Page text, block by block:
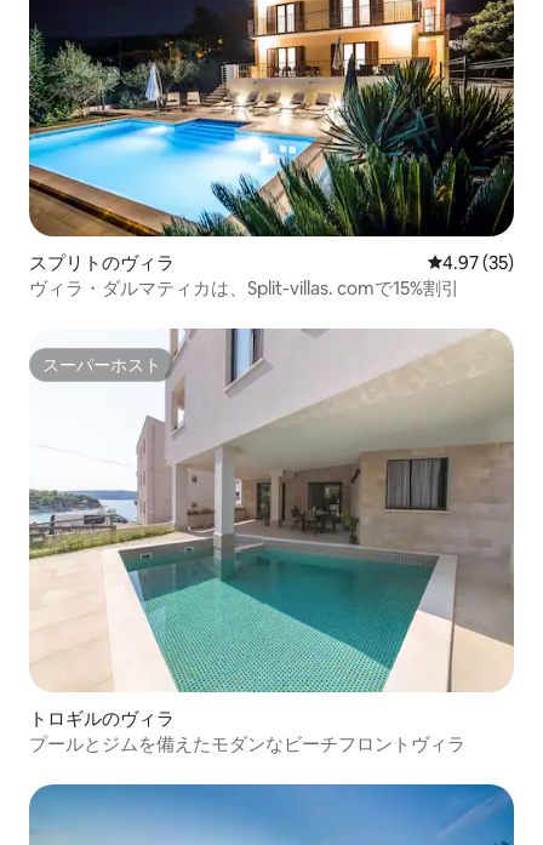
スプリトのヴィラ レビュー35
4.97 (35)
ヴィラ・ダルマティカは、Split-villas. comで15%割引
スーパーホスト
スーパーホスト
トロギルのヴィラ
プールとジムを備えたモダンなビーチフロントヴィラ